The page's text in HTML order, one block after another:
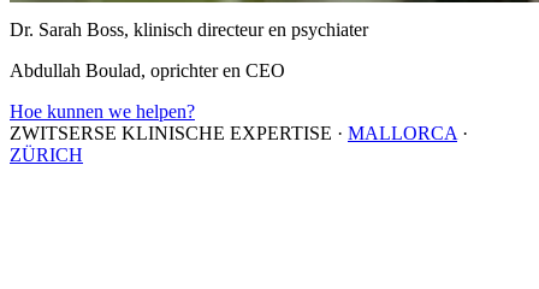
Dr. Sarah Boss, klinisch directeur en psychiater
Abdullah Boulad, oprichter en CEO
Hoe kunnen we helpen?
ZWITSERSE KLINISCHE EXPERTISE · MALLORCA ·
ZÜRICH